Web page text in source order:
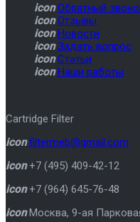
icon Обратный
icon Отзывы
icon Новости
icon Задать вопрос
icon Статьи
icon Наши работы
Cartridge Filter
icon filtermeb@gmail.com
icon +7 (495) 409-42-12
icon +7 (964) 645-76-48
icon Москва, 9-ая